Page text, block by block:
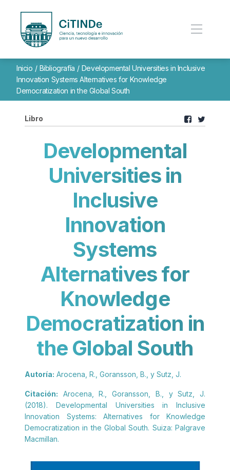
Inicio / Bibliografía / Developmental Universities in Inclusive
Innovation Systems Alternatives for Knowledge
Democratization in the Global South
Libro
Developmental
Universities in
Inclusive
Innovation
Systems
Alternatives for
Knowledge
Democratization in
the Global South
Autoría: Arocena, R., Goransson, B., y Sutz, J.
Citación: Arocena, R., Goransson, B., y Sutz, J.
(2018). Developmental Universities in Inclusive
Innovation Systems: Alternatives for Knowledge
Democratization in the Global South. Suiza: Palgrave
Macmillan.